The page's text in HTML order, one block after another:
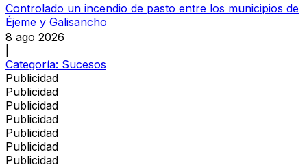
Controlado un incendio de pasto entre los municipios de
Éjeme y Galisancho
8 ago 2026
Categoría: Sucesos
Publicidad
Publicidad
Publicidad
Publicidad
Publicidad
Publicidad
Publicidad